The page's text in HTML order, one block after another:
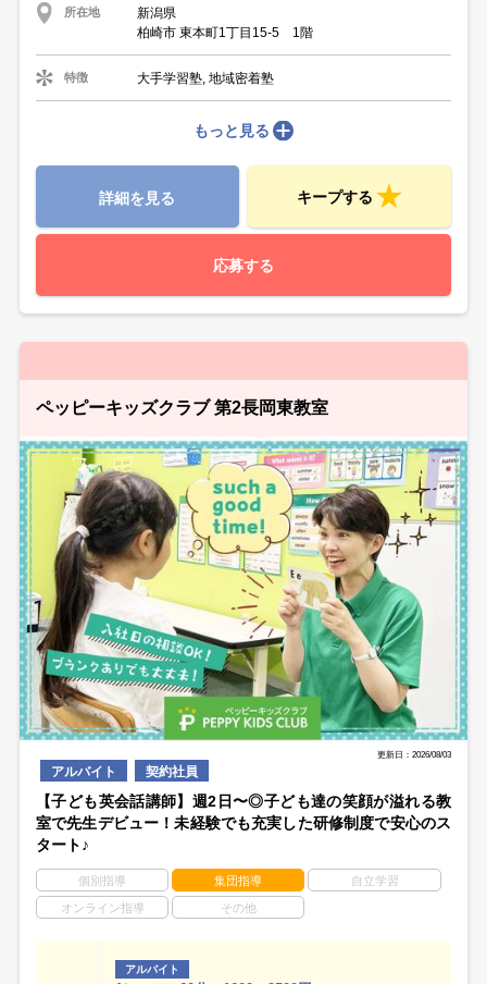
所在地
新潟県
柏崎市 東本町1丁目15-5 1階
特徴 大手学習塾, 地域密着塾
もっと見る
詳細を見る キープする
応募する
ペッピーキッズクラブ 第2長岡東教室
更新日：2026/08/03
アルバイト 契約社員
【子ども英会話講師】週2日〜◎子ども達の笑顔が溢れる教
室で先生デビュー！未経験でも充実した研修制度で安心のス
タート♪
個別指導 集団指導 自立学習
オンライン指導 その他
アルバイト